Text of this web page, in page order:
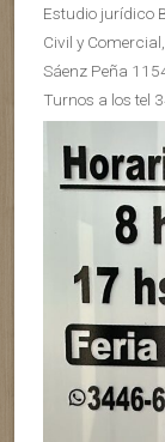
Estudio jurídico
Civil y
Sáenz Peña
Turnos a los tel